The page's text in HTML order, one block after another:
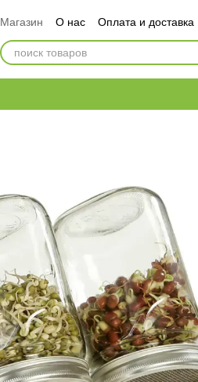
Магазин О нас Оплата и доставка
Обмен и возврат
Договор
Политика конфиденциальности